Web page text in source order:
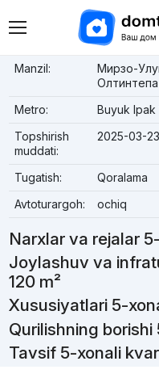
Manzil:
Мирзо-
Metro:
Buyuk Ipak
Topshirish
muddati:
2025-03-23
Tugatish:
Qoralama
Avtoturargoh:
ochiq
Narxlar va rejalar
Joylashuv va
120 m²
Xususiyatlari 5-
Qurilishning borishi
Tavsif 5-xonali